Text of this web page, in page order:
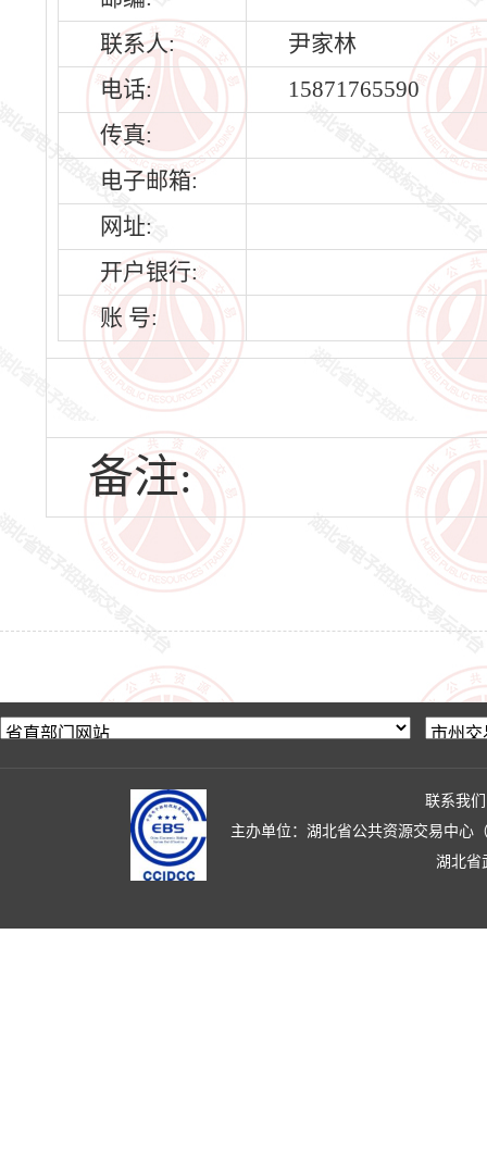
联系人:
尹家林
电话:
15871765590
传真:
电子邮箱:
网址:
开户银行:
账 号:
备注:
联系我们
主办单位：湖北省公共资源交易中心
湖北省